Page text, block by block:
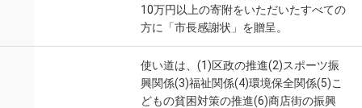
10万円以上の寄附をいただいたすべての
方に「市長感謝状」を贈呈。
使い道は、(1)区政の推進(2)スポーツ振
興関係(3)福祉関係(4)環境保全関係(5)こ
どもの貧困対策の推進(6)商店街の振興